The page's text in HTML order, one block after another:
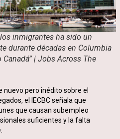
inmigrantes ha sido un
durante décadas en Columbia
| Jobs Across The
pero inédito sobre el
el IECBC señala que
que causan subempleo
suficientes y la falta